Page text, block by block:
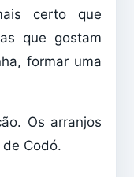
certo que
que gostam
formar uma
Os arranjos
Codó.